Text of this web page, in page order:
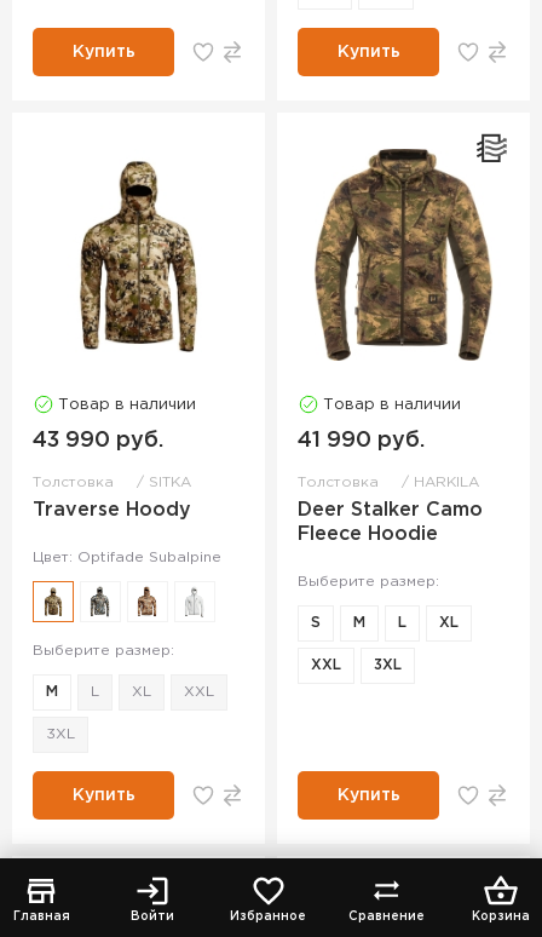
Главная Войти Избранное Сравнение Корзина
Купить Купить
Товар в наличии
43 990 руб.
Толстовка SITKA
Traverse Hoody
Цвет: Optifade Subalpine
Выберите размер:
M XL XXL
3XL
Купить
Товар в наличии
41 990 руб.
Толстовка HARKILA
Deer Stalker Camo
Fleece Hoodie
Выберите размер:
S M L XL
XXL 3XL
Купить